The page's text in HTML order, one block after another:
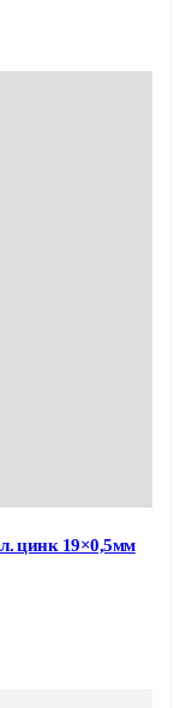
цинк 19×0,5мм